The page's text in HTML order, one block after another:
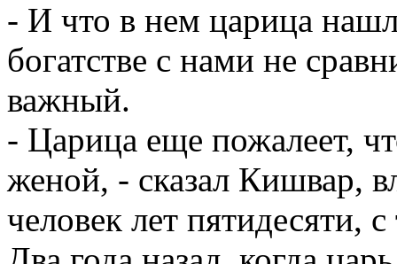
- И что в нем царица
богатстве с нами не
важный.
- Царица еще пожалеет,
женой, - сказал Кишвар,
человек лет пятидесяти,